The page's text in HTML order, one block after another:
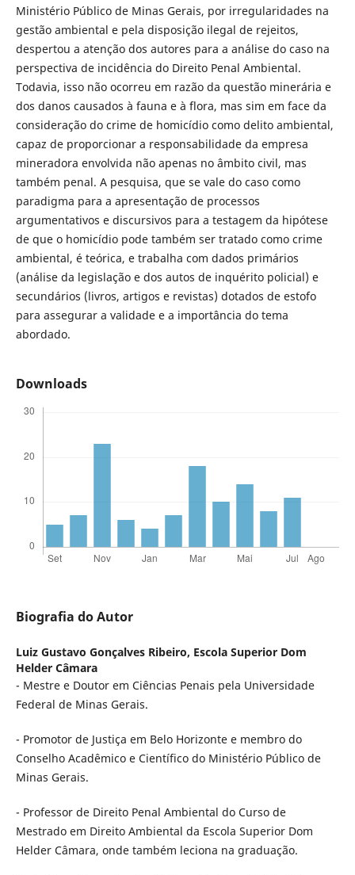
Ministério Público de Minas Gerais, por irregularidades na
gestão ambiental e pela disposição ilegal de rejeitos,
despertou a atenção dos autores para a análise do caso na
perspectiva de incidência do Direito Penal Ambiental.
Todavia, isso não ocorreu em razão da questão minerária e
dos danos causados à fauna e à flora, mas sim em face da
consideração do crime de homicídio como delito ambiental,
capaz de proporcionar a responsabilidade da empresa
mineradora envolvida não apenas no âmbito civil, mas
também penal. A pesquisa, que se vale do caso como
paradigma para a apresentação de processos
argumentativos e discursivos para a testagem da hipótese
de que o homicídio pode também ser tratado como crime
ambiental, é teórica, e trabalha com dados primários
(análise da legislação e dos autos de inquérito policial) e
secundários (livros, artigos e revistas) dotados de estofo
para assegurar a validade e a importância do tema
abordado.
Downloads
Biografia do Autor
Luiz Gustavo Gonçalves Ribeiro, Escola Superior Dom
Helder Câmara
- Mestre e Doutor em Ciências Penais pela Universidade
Federal de Minas Gerais.
- Promotor de Justiça em Belo Horizonte e membro do
Conselho Acadêmico e Científico do Ministério Público de
Minas Gerais.
- Professor de Direito Penal Ambiental do Curso de
Mestrado em Direito Ambiental da Escola Superior Dom
Helder Câmara, onde também leciona na graduação.